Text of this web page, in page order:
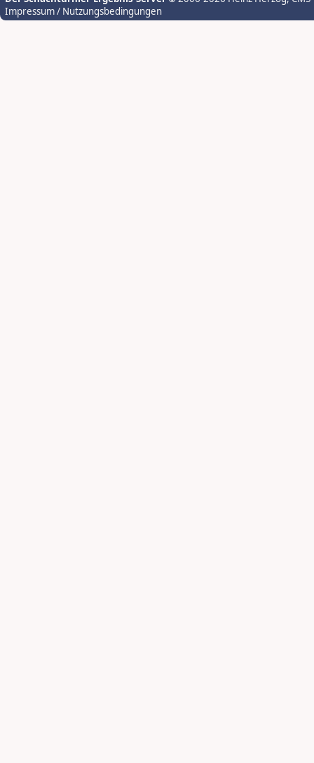
Impressum / Nutzungsbedingungen